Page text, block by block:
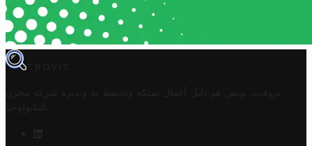
TROVIT
تروفيت تونس هو دليل أعمال تملكه وتحتفظ به وتديره
شركة مخزن
التكنولوجيا